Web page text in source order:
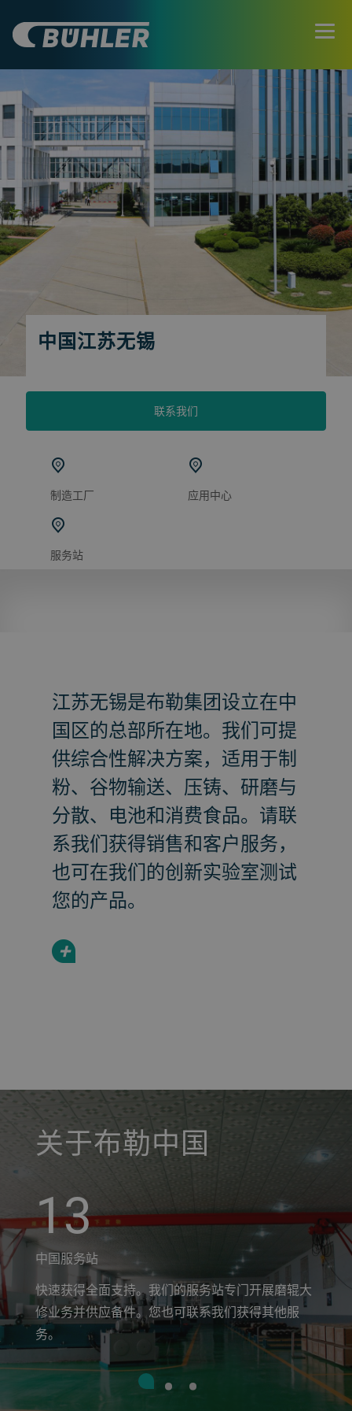
中国江苏无锡
联系我们
制造工厂 应用中心
服务站
江苏无锡是布勒集团设立在中
国区的总部所在地。我们可提
供综合性解决方案，适用于制
粉、谷物输送、压铸、研磨与
分散、电池和消费食品。请联
系我们获得销售和客户服务，
也可在我们的创新实验室测试
您的产品。
+
a decorative background image
关于布勒中国
13
中国服务站
快速获得全面支持。我们的服务站专门开展磨辊大
修业务并供应备件。您也可联系我们获得其他服
务。